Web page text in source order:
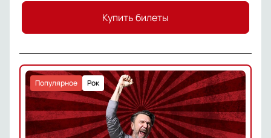
Купить билеты
Рок
Популярное